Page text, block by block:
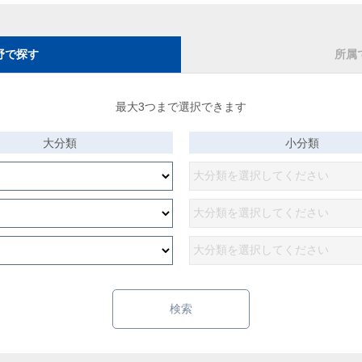
で探す 所属
最大3つまで選択できます
大分類 小分類
検索